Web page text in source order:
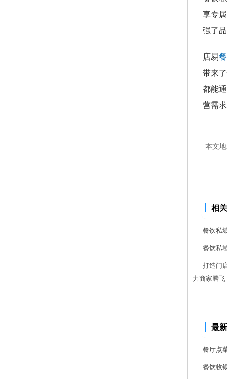
享专
强了
店易
带来
都能
营需
本文地
相
餐饮私
餐饮私
打造门
力商家腾飞
最
餐厅点
餐饮收